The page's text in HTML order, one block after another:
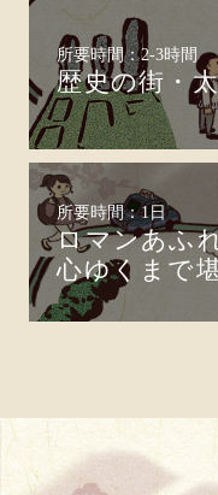
所要時間：2-3時間
歴史の街・
所要時間：1日
ロマンあふ
心ゆくまで